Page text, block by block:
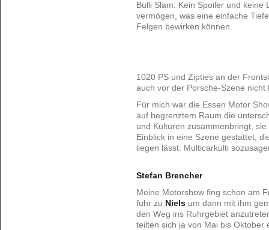
Bulli Slam: Kein Spoiler und keine
vermögen, was eine einfache
Felgen bewirken können.
1020 PS und Zipties an der
auch vor der Porsche-Szene nicht
Für mich war die Essen Motor
auf begrenztem Raum die
und Kulturen zusammenbringt,
Einblick in eine Szene gestattet,
liegen lässt. Multicarkulti
Stefan Brencher
Meine Motorshow fing schon am
fuhr zu Niels um dann mit ihm
den Weg ins Ruhrgebiet
teilten sich ja von Mai bis Oktober